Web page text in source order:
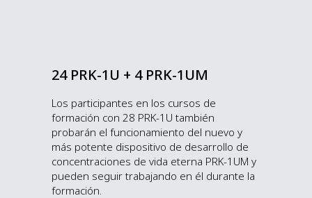
24 PRK-1U + 4 PRK-1UM
Los participantes en los cursos de
formación con 28 PRK-1U también
probarán el funcionamiento del nuevo y
más potente dispositivo de desarrollo de
concentraciones de vida eterna PRK-1UM y
pueden seguir trabajando en él durante la
formación.